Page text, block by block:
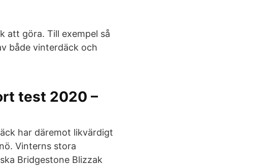
att göra. Till exempel så
både vinterdäck och
test 2020 –
har däremot likvärdigt
Vinterns stora
Bridgestone Blizzak